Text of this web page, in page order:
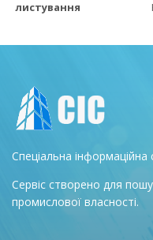
листування
Спеціальна
Сервіс створено для
промислової власності.